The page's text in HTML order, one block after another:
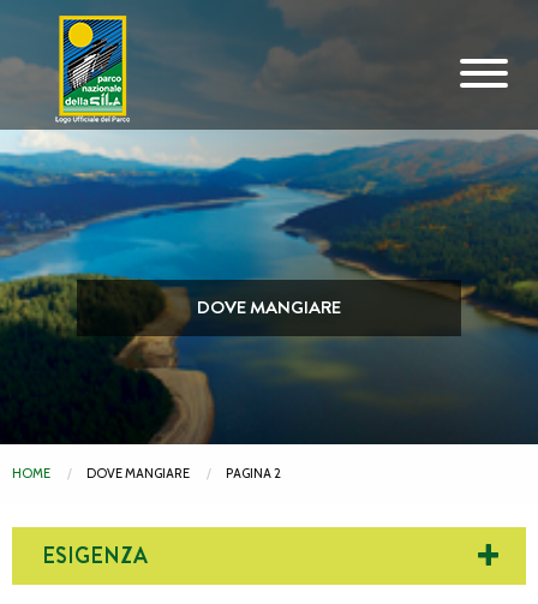
Vai al contenuto principale
DOVE MANGIARE
HOME DOVE MANGIARE PAGINA 2
ESIGENZA